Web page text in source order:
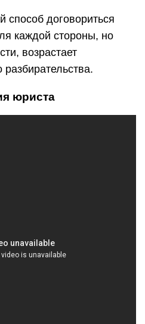
способ договориться
каждой стороны, но
возрастает
разбирательства.
юриста